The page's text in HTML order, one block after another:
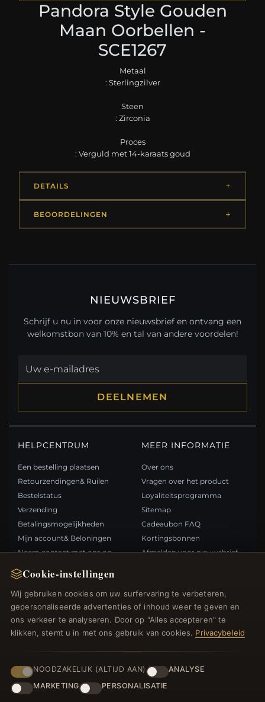
Cookie-instellingen
Wij gebruiken cookies om uw surfervaring te verbeteren,
gepersonaliseerde advertenties of inhoud weer te geven en
ons verkeer te analyseren. Door op "Alles accepteren" te
klikken, stemt u in met ons gebruik van cookies. Privacybeleid
NOODZAKELIJK (ALTIJD AAN)
ANALYSE
MARKETING
PERSONALISATIE
Pandora Style Gouden
Maan Oorbellen -
SCE1267
Metaal
: Sterlingzilver
Steen
: Zirconia
Proces
: Verguld met 14-karaats goud
DETAILS
BEOORDELINGEN
NIEUWSBRIEF
Schrijf u nu in voor onze nieuwsbrief en ontvang een
welkomstbon van 10% en tal van andere voordelen!
DEELNEMEN
HELPCENTRUM
Een bestelling plaatsen
Retourzendingen& Ruilen
Bestelstatus
Verzending
Betalingsmogelijkheden
Mijn account& Beloningen
Neem contact met ons op
MEER INFORMATIE
Over ons
Vragen over het product
Loyaliteitsprogramma
Sitemap
Cadeaubon FAQ
Kortingsbonnen
Afmelden voor nieuwsbrief
Nieuwe producten
Specials
Blog
Inloggen
BETAALMETHODEN